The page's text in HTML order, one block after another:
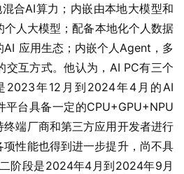
合AI算力；内嵌由本地大模型和
人大模型；配备本地化个人数据
应用生态；内嵌个人Agent，多
交互方式。他认为，AI PC有三个
2023年12月到2024年4月的AI
平台具备一定的CPU+GPU+NPU
端厂商和第三方应用开发者进行
性能也得到进一步提升，尚不具
阶段是2024年4月到2024年9月